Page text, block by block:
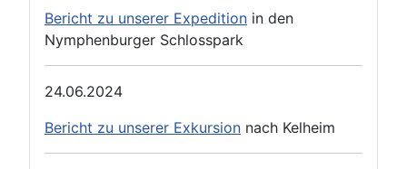
Bericht zu unserer Expedition in den
Nymphenburger Schlosspark
24.06.2024
Bericht zu unserer Exkursion nach Kelheim